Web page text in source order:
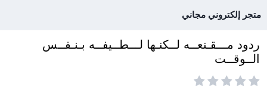
متجر إلكتروني مجاني
ردود مـــقـنعــه لــكنـها لـــطــيفــه بـنـفــس
الــوقــت